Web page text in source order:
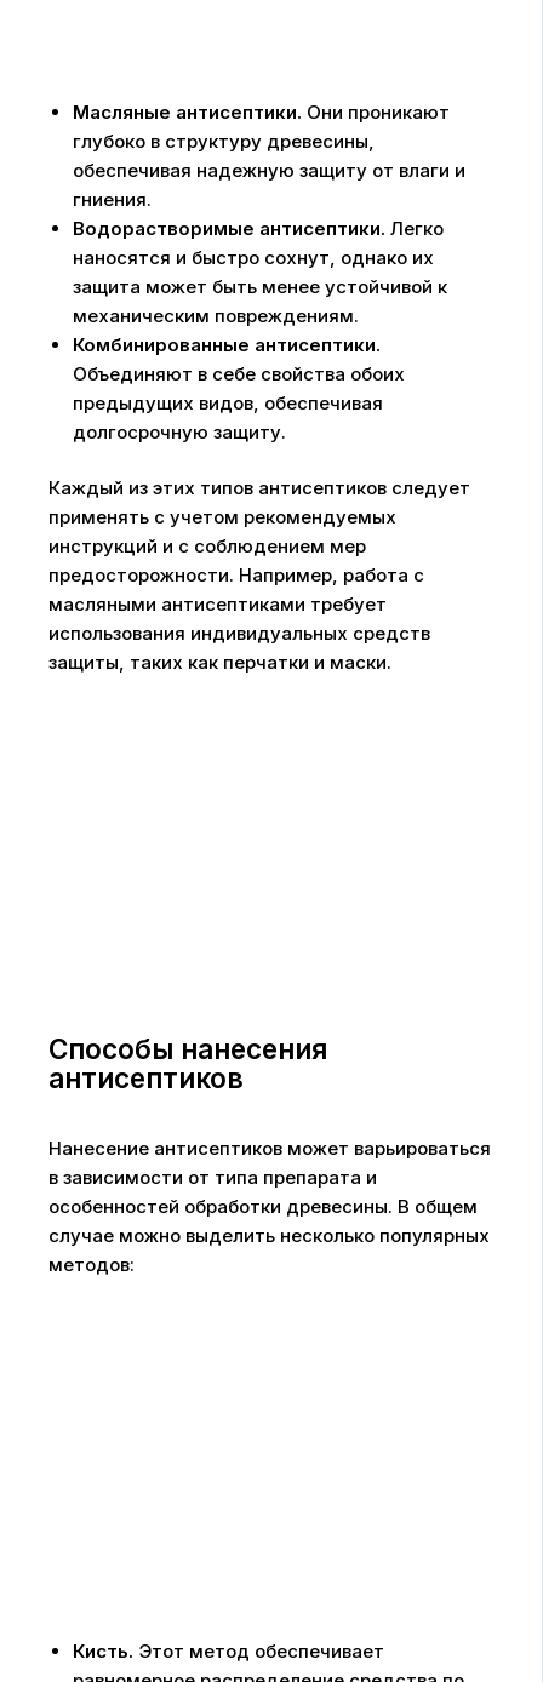
Масляные антисептики. Они проникают
глубоко в структуру древесины,
обеспечивая надежную защиту от влаги и
гниения.
Водорастворимые антисептики. Легко
наносятся и быстро сохнут, однако их
защита может быть менее устойчивой к
механическим повреждениям.
Комбинированные антисептики.
Объединяют в себе свойства обоих
предыдущих видов, обеспечивая
долгосрочную защиту.
Каждый из этих типов антисептиков следует
применять с учетом рекомендуемых
инструкций и с соблюдением мер
предосторожности. Например, работа с
масляными антисептиками требует
использования индивидуальных средств
защиты, таких как перчатки и маски.
Способы нанесения
антисептиков
Нанесение антисептиков может варьироваться
в зависимости от типа препарата и
особенностей обработки древесины. В общем
случае можно выделить несколько популярных
методов:
Кисть. Этот метод обеспечивает